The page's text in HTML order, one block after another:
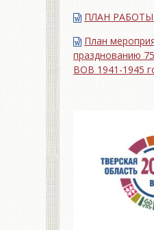
ПЛАН РАБОТЫ
План
празднованию
ВОВ 1941-1945